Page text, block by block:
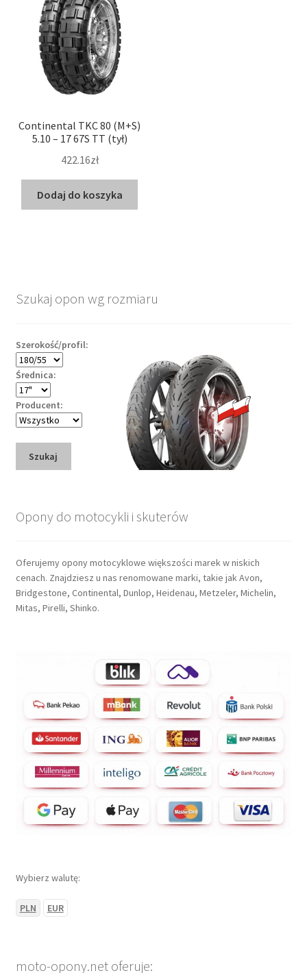
Continental TKC 80 (M+S)
5.10 – 17 67S TT (tył)
422.16zł
Dodaj do koszyka
Szukaj opon wg rozmiaru
Szerokość/profil:
Średnica:
Producent:
Szukaj
Opony do motocykli i skuterów
Oferujemy opony motocyklowe większości marek w niskich
cenach. Znajdziesz u nas renomowane marki, takie jak Avon,
Bridgestone, Continental, Dunlop, Heidenau, Metzeler, Michelin,
Mitas, Pirelli, Shinko.
Wybierz walutę:
PLN EUR
moto-opony.net oferuje: